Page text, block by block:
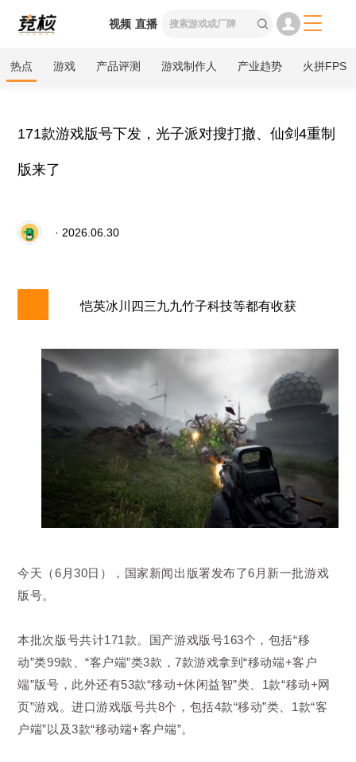
视频 直播  
热点 游戏 产品评测 游戏制作人 产业趋势 火拼FPS
171款游戏版号下发，光子派对搜打撤、仙剑4重制
版来了
· 2026.06.30
恺英冰川四三九九竹子科技等都有收获
今天（6月30日），国家新闻出版署发布了6月新一批游戏
版号。
本批次版号共计171款。国产游戏版号163个，包括“移
动”类99款、“客户端”类3款，7款游戏拿到“移动端+客户
端”版号，此外还有53款“移动+休闲益智”类、1款“移动+网
页”游戏。进口游戏版号共8个，包括4款“移动”类、1款“客
户端”以及3款“移动端+客户端”。